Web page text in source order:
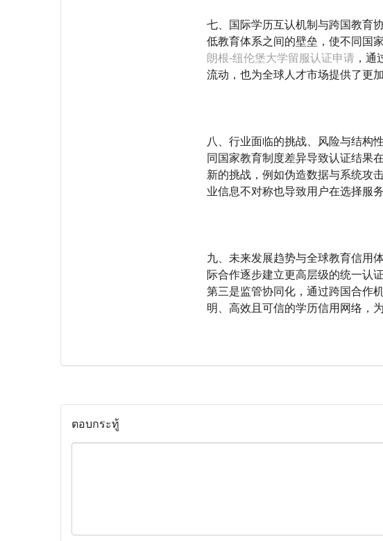
七、国际学历互认机制与跨国教育
低教育体系之间的壁垒，使不同国
朗根-纽伦堡大学留服认证申请 ，
流动，也为全球人才市场提供了更
八、行业面临的挑战、风险与结构
同国家教育制度差异导致认证结果
新的挑战，例如伪造数据与系统攻
业信息不对称也导致用户在选择服
九、未来发展趋势与全球教育信用
际合作逐步建立更高层级的统一认
第三是监管协同化，通过跨国合作
明、高效且可信的学历信用网络，
ตอบกระทู้